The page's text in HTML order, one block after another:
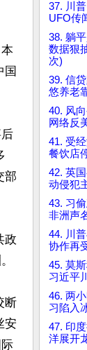
国
部
政
断
安
37. 川
UFO传
38. 躺
数据狠
次)
39. 信
悠养老
40. 风
网络反
41. 受
餐饮店
42. 英
动侵犯
43. 习
非洲声
44. 川
协作再
45. 莫
习近平
46. 两
习陷入
47. 印
洋展开